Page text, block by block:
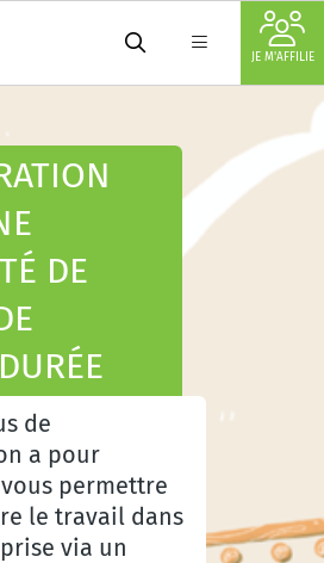
JE M'AFFILIE
DE
de
a pour
permettre
le travail dans
via un